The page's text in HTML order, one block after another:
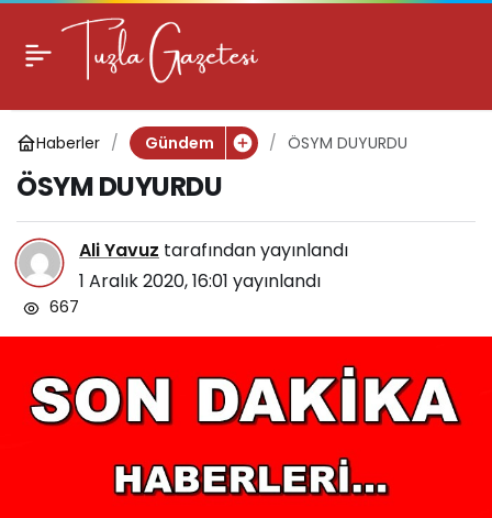
Haberler Gündem ÖSYM DUYURDU
ÖSYM DUYURDU
Ali Yavuz tarafından yayınlandı
1 Aralık 2020, 16:01 yayınlandı
667
ÖSYM DUYURDU